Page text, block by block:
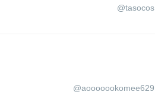
@tasocos
@aooooookomee629